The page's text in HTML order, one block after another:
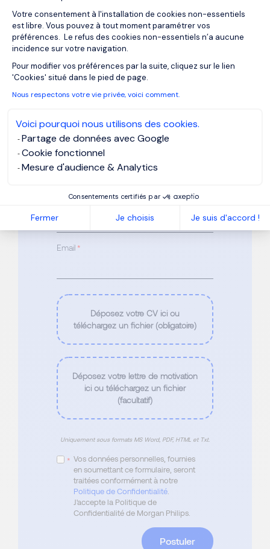
Votre consentement à l'installation de cookies non-essentiels
est libre. Vous pouvez à tout moment paramétrer vos
préférences. Le refus des cookies non-essentiels n’a aucune
incidence sur votre navigation.
Pour modifier vos préférences par la suite, cliquez sur le lien
'Cookies' situé dans le pied de page.
Nous respectons votre vie privée, voici comment.
Voici pourquoi nous utilisons des cookies.
Partage de données avec Google
Cookie fonctionnel
Mesure d'audience & Analytics
Consentements certifiés par
Fermer Je choisis Je suis d'accord !
Braseur F/H
Référence : FR878016
Veuillez compléter tous les champs
Nom*
Téléphone*
Email *
Déposez votre CV ici ou
téléchargez un fichier (obligatoire)
Déposez votre lettre de motivation
ici ou téléchargez un fichier
(facultatif)
Uniquement sous formats MS Word, PDF, HTML et Txt.
* Vos données personnelles, fournies
en soumettant ce formulaire, seront
traitées conformément à notre
Politique de Confidentialité.
J'accepte la Politique de
Confidentialité de Morgan Philips.
Postuler